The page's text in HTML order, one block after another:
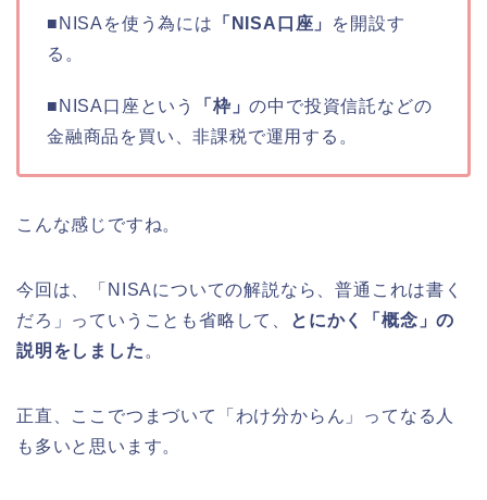
■NISAを使う為には 「NISA口座」
を開設す
る。
■NISA口座という 「枠」の中で投資信託などの
金融商品を買い、非課税で運用する。
こんな感じですね。
今回は、「NISAについての解説なら、普通これは書く
だろ」っていうことも省略して、
とにかく「概念」の
説明をしました 。
正直、ここでつまづいて「わけ分からん」ってなる人
も多いと思います。